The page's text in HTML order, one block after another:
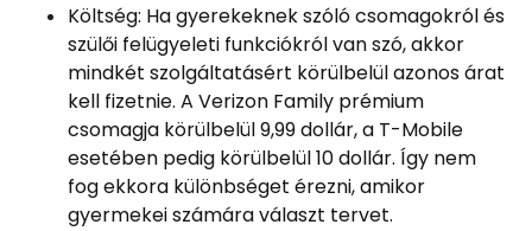
Költség: Ha gyerekeknek szóló csomagokról és
szülői felügyeleti funkciókról van szó, akkor
mindkét szolgáltatásért körülbelül azonos árat
kell fizetnie. A Verizon Family prémium
csomagja körülbelül 9,99 dollár, a T-Mobile
esetében pedig körülbelül 10 dollár. Így nem
fog ekkora különbséget érezni, amikor
gyermekei számára választ tervet.